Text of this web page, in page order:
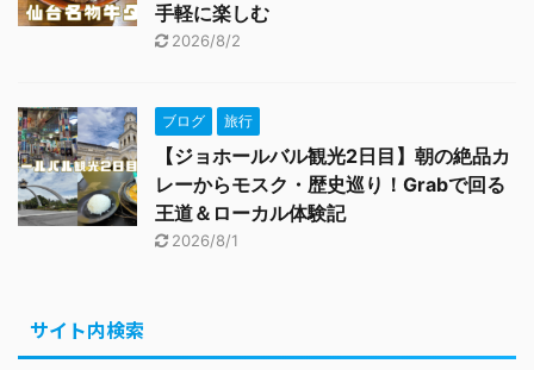
手軽に楽しむ
2026/8/2
ブログ 旅行
【ジョホールバル観光2日目】朝の絶品カ
レーからモスク・歴史巡り！Grabで回る
王道＆ローカル体験記
2026/8/1
サイト内検索